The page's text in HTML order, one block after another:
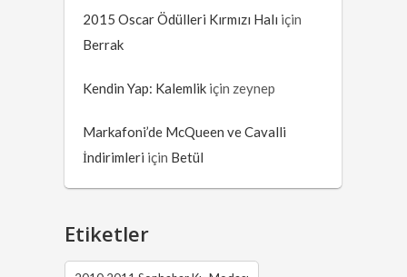
2015 Oscar Ödülleri Kırmızı Halı için
Berrak
Kendin Yap: Kalemlik için zeynep
Markafoni’de McQueen ve Cavalli
İndirimleri için Betül
Etiketler